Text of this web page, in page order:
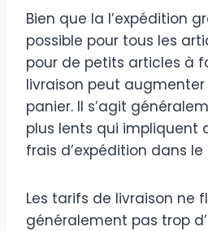
Bien que la l’expédition
possible pour tous les
pour de petits articles à
livraison peut
panier. Il s’agit
plus lents qui impliquent
frais d’expédition dans
Les tarifs de livraison ne
généralement pas trop